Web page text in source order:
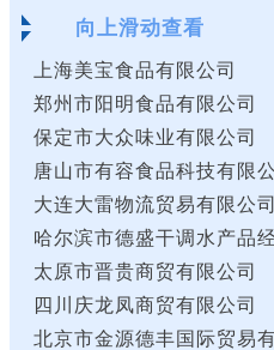
向上滑动查看
上海美宝食品有限公司
郑州市阳明食品有限公司
保定市大众味业有限公司
唐山市有容食品科技有限
大连大雷物流贸易有限公司
哈尔滨市德盛干调水产品
太原市晋贵商贸有限公司
四川庆龙凤商贸有限公司
北京市金源德丰国际贸易